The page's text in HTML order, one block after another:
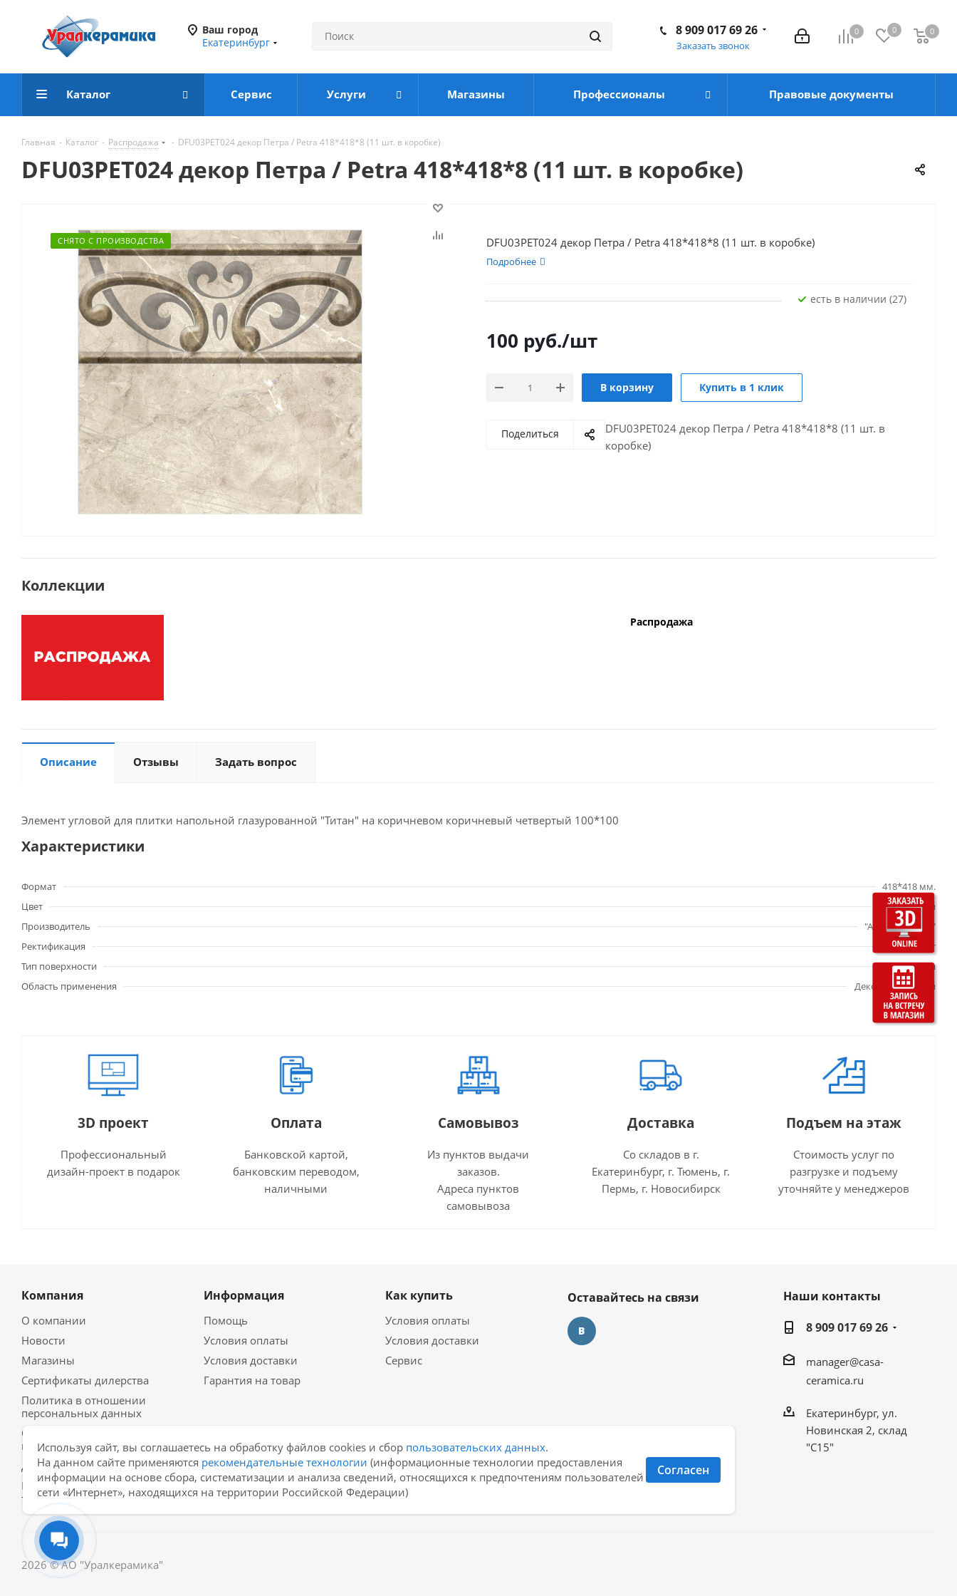
Ваш город
Екатеринбург
0 0 0
8 909 017 69 26
Заказать звонок
Каталог Сервис Услуги Магазины Профессионалы Правовые документы
Главная - Каталог - Распродажа - DFU03PET024 декор Петра / Petra 418*418*8 (11 шт. в коробке)
DFU03PET024 декор Петра / Petra 418*418*8 (11 шт. в коробке)
СНЯТО С ПРОИЗВОДСТВА DFU03PET024 декор Петра / Petra 418*418*8 (11 шт. в коробке)
Подробнее
Есть в наличии (27)
100 руб./шт
В корзину Купить в 1 клик
Поделиться
DFU03PET024 декор Петра / Petra 418*418*8 (11 шт. в
коробке)
Коллекции
Распродажа
Описание Отзывы Задать вопрос
Элемент угловой для плитки напольной глазурованной "Титан" на коричневом коричневый четвертый 100*100
Характеристики
Формат
418*418 мм.
Цвет
Коричневый
Производитель
"ALMA ceramica"
Ректификация
Нет
Тип поверхности
глянцевая
Область применения
Декор напольный
3D проект
Профессиональный
дизайн-проект в подарок
Оплата
Банковской картой,
банковским переводом,
наличными
Самовывоз
Из пунктов выдачи
заказов.
Адреса пунктов
самовывоза
Доставка
Со складов в г.
Екатеринбург, г. Тюмень, г.
Пермь, г. Новосибирск
Подъем на этаж
Стоимость услуг по
разгрузке и подъему
уточняйте у менеджеров
Компания
О компании
Новости
Магазины
Сертификаты дилерства
Политика в отношении
персональных данных
Согласие на обработку
персональных данных
Договор-оферта
Рекомендательные
технологии
Информация
Помощь
Условия оплаты
Условия доставки
Гарантия на товар
Как купить
Условия оплаты
Условия доставки
Сервис
Оставайтесь на связи
Наши контакты
8 909 017 69 26
manager@casa-
ceramica.ru
Екатеринбург, ул.
Новинская 2, склад
"С15"
2026 © АО "Уралкерамика"
Используя сайт, вы соглашаетесь на обработку файлов cookies и сбор пользовательских данных.
На данном сайте применяются рекомендательные технологии (информационные технологии предоставления
информации на основе сбора, систематизации и анализа сведений, относящихся к предпочтениям пользователей
сети «Интернет», находящихся на территории Российской Федерации)
Согласен